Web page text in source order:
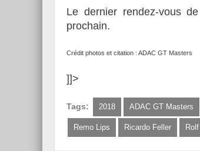
Le dernier rendez-vous
prochain.
Crédit photos et citation : ADAC GT Masters
]]>
Tags: 2018 ADAC GT Masters
Remo Lips Ricardo Feller